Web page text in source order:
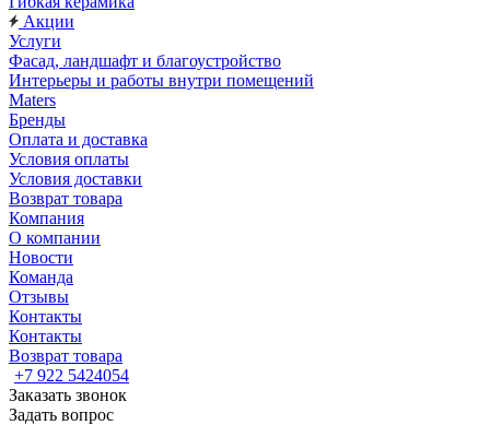
Акции
Услуги
Фасад, ландшафт и благоустройство
Интерьеры и работы внутри помещений
Maters
Бренды
Оплата и доставка
Условия оплаты
Условия доставки
Возврат товара
Компания
О компании
Новости
Команда
Отзывы
Контакты
Контакты
Возврат товара
+7 922 5424054
Заказать звонок
Задать вопрос